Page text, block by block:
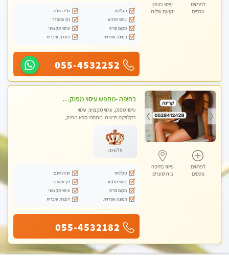
לפרטים
נוספים
עיסוי בצפון
יקנעם עילית
מקלחת
חניה חינם
עיסוי מרגיע
נקי ומסודר
מקום פרטי
עיסוי מקצועי
תמונה אמיתית
דוברת עיברית
055-4532252
לפרטים
נוספים
עיסוי בחיפה
בית שערים
בחיפה -מחפש עיסוי מפנק ומרגיע ? בוא להכיר את הצוות המעסות החדשות שלנו
עיסוי מפנק, עיסוי מקצועי, עיסוי
בקלניקה פרטית, מתחמי ספא מפנק,
פלטינה
מקלחת
חניה חינם
עיסוי מרגיע
נקי ומסודר
מקום פרטי
עיסוי מקצועי
תמונה אמיתית
דוברת עיברית
055-4532182